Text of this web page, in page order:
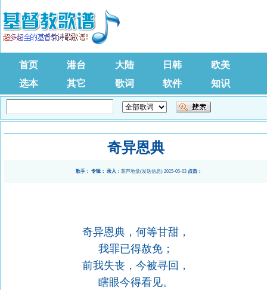
首页 港台 大陆 日韩
欧美
选本
其它 歌词 软件 知识
奇异恩典
歌手： 专辑： 录入： 葫芦地堂(发送信息) 2025-05-03点击：
奇异恩典，何等甘甜，
我罪已得赦免；
前我失丧，今被寻回，
瞎眼今得看见。